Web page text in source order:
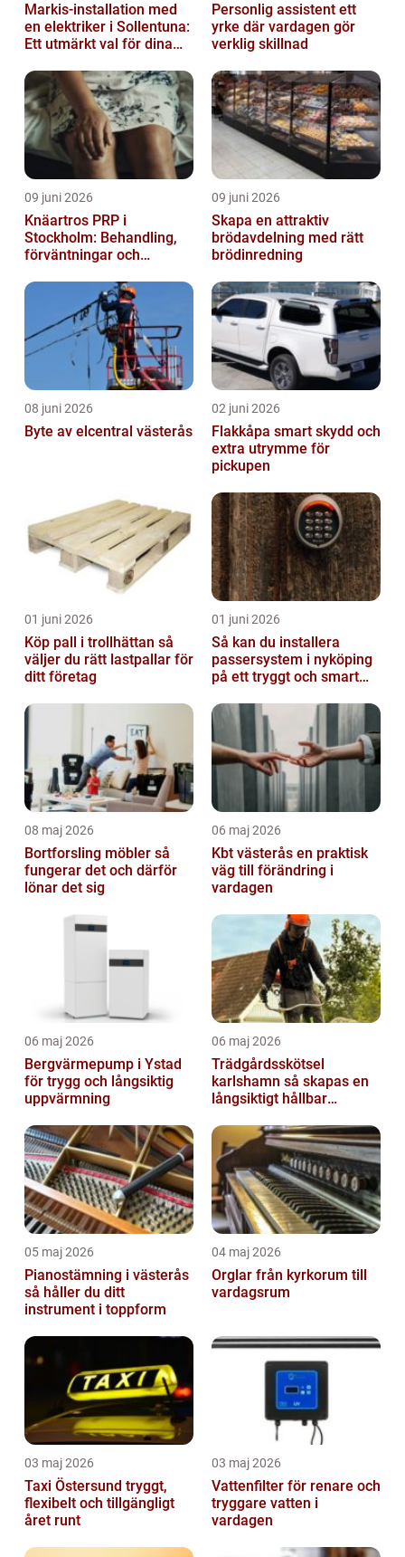
Markis-installation med
en elektriker i Sollentuna:
Ett utmärkt val för dina
Personlig assistent ett
yrke där vardagen gör
verklig skillnad
09 juni 2026
Knäartros PRP i
Stockholm: Behandling,
förväntningar och
09 juni 2026
Skapa en attraktiv
brödavdelning med rätt
brödinredning
08 juni 2026
Byte av elcentral västerås
02 juni 2026
Flakkåpa smart skydd och
extra utrymme för
pickupen
01 juni 2026
Köp pall i trollhättan så
väljer du rätt lastpallar för
ditt företag
01 juni 2026
Så kan du installera
passersystem i nyköping
på ett tryggt och smart
08 maj 2026
Bortforsling möbler så
fungerar det och därför
lönar det sig
06 maj 2026
Kbt västerås en praktisk
väg till förändring i
vardagen
06 maj 2026
Bergvärmepump i Ystad
för trygg och långsiktig
uppvärmning
06 maj 2026
Trädgårdsskötsel
karlshamn så skapas en
långsiktigt hållbar
05 maj 2026
Pianostämning i västerås
så håller du ditt
instrument i toppform
04 maj 2026
Orglar från kyrkorum till
vardagsrum
03 maj 2026
Taxi Östersund tryggt,
flexibelt och tillgängligt
året runt
03 maj 2026
Vattenfilter för renare och
tryggare vatten i
vardagen